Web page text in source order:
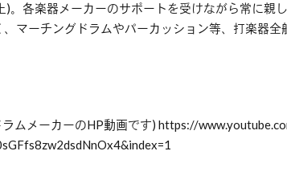
)。各楽器メーカーのサポートを受けながら常に親
マーチングドラムやパーカッション等、打楽器全
ムメーカーのHP動画です) https://